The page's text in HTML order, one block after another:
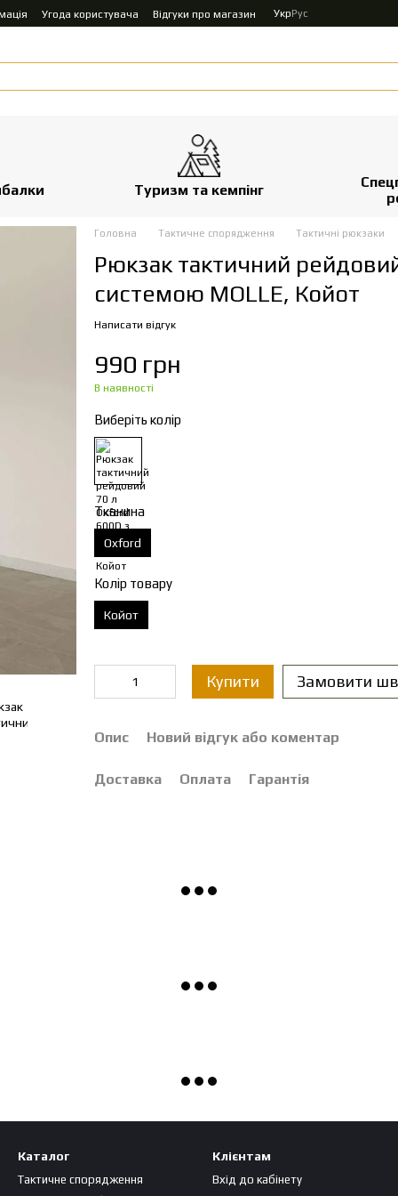
Угода користувача Відгуки про магазин УкрРус
Туризм та кемпінг
Головна Тактичне спорядження Тактичні рюкзаки
Рюкзак тактичний
системою MOLLE, Койот
Написати відгук
990 грн
В наявності
Виберіть колір
Тканина
Oxford
Колір товару
Койот
Купити Замовити
Опис Новий відгук або коментар
Доставка Оплата Гарантія
Каталог
Тактичне спорядження
Клієнтам
Вхід до кабінету